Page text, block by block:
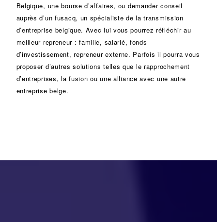
Belgique, unebourse d’affaires, ou demander conseil
auprès d’un fusacq, un spécialiste de latransmission
d’entreprise belgique. Avec lui vous pourrez réfléchir au
meilleur repreneur :famille, salarié, fonds
d’investissement, repreneur externe. Parfois il pourra vous
proposer d’autres solutions telles que le rapprochement
d’entreprises, lafusion ou unealliance avec une autre
entreprise belge.